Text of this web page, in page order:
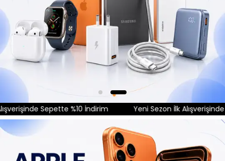
Sepette %10 İndirim Yeni Sezon İlk Alışverişinde